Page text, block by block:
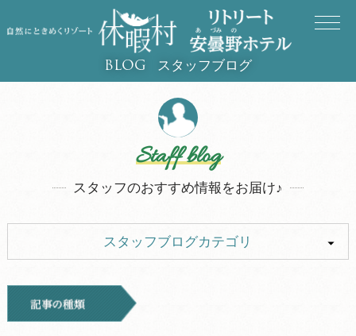
BLOG スタッフブログ
Staff blog
スタッフのおすすめ情報をお届け♪
スタッフブログカテゴリ
お知らせ